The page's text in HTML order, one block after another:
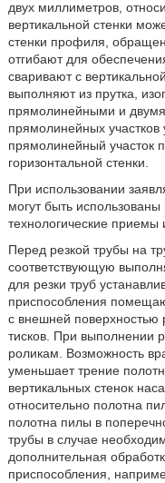
двух миллиметров,
вертикальной стенки
стенки профиля,
отгибают для
сваривают с
выполняют из прутка,
прямолинейными и
прямолинейных участков
прямолинейный участок
горизонтальной стенки.
При использовании
могут быть использованы
технологические приемы
Перед резкой трубы на
соответствующую
для резки труб
приспособления
с внешней поверхностью
тисков. При выполнении
роликам. Возможность
уменьшает трение
вертикальных стенок
относительно полотна
полотна пилы в
трубы в случае
дополнительная
приспособления,